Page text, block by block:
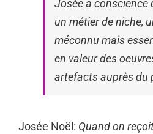
Josée a conscience
un métier de niche,
méconnu mais
en valeur des
artefacts auprès du
Josée Noël: Quand on